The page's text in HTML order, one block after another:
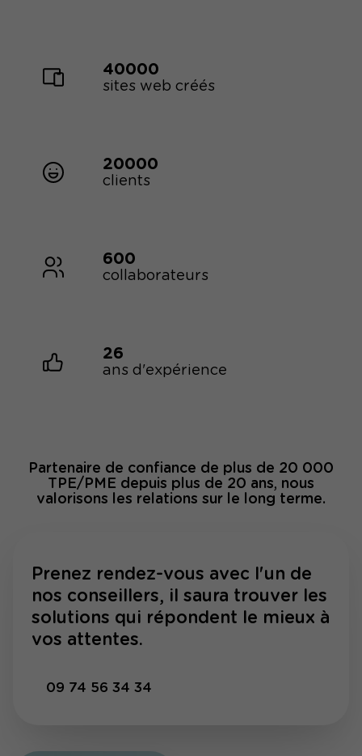
40000
sites web créés
20000
clients
600
collaborateurs
26
ans d'expérience
Partenaire de confiance de plus de 20 000
TPE/PME depuis plus de 20 ans, nous
valorisons les relations sur le long terme.
Prenez rendez-vous avec l'un de
nos conseillers, il saura trouver les
solutions qui répondent le mieux à
vos attentes.
09 74 56 34 34